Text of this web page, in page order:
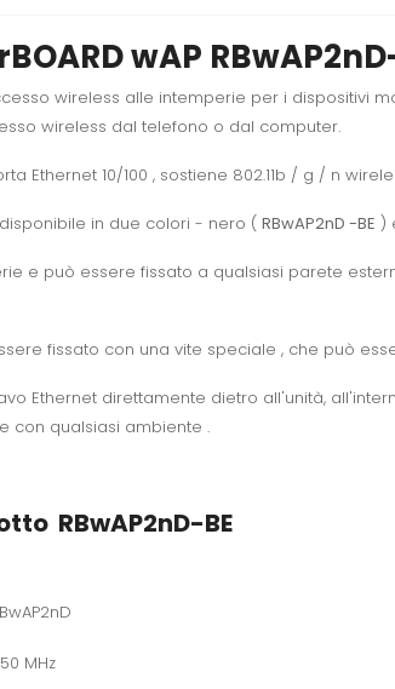
wAP
wireless alle intemperie per i dispositivi
wireless dal telefono o dal computer.
Ethernet 10/100 , sostiene 802.11b / g / n
in due colori - nero ( RBwAP2nD -BE )
e può essere fissato a qualsiasi parete
fissato con una vite speciale , che può
Ethernet direttamente dietro all'unità,
con qualsiasi ambiente .
RBwAP2nD-BE
MHz